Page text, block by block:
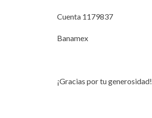
Cuenta 1179837
Banamex
¡Gracias por tu generosidad!